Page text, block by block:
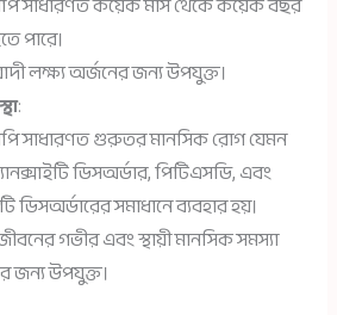
পারে।
লক্ষ্য অর্জনের জন্য উপযুক্ত।
:
সাধারণত গুরুতর মানসিক রোগ যেমন
ডিসঅর্ডার, পিটিএসডি, এবং
ডিসঅর্ডারের সমাধানে ব্যবহার হয়।
গভীর এবং স্থায়ী মানসিক সমস্যা
জন্য উপযুক্ত।